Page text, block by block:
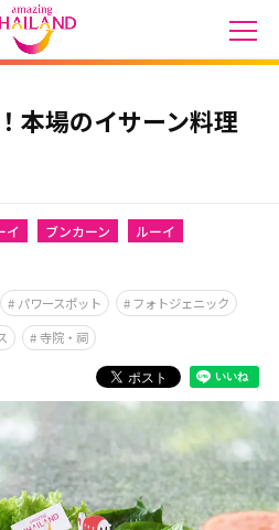
本場のイサーン料理
イ ブンカーン
ルーイ
パワースポット
フォトジェニック
寺院・祠